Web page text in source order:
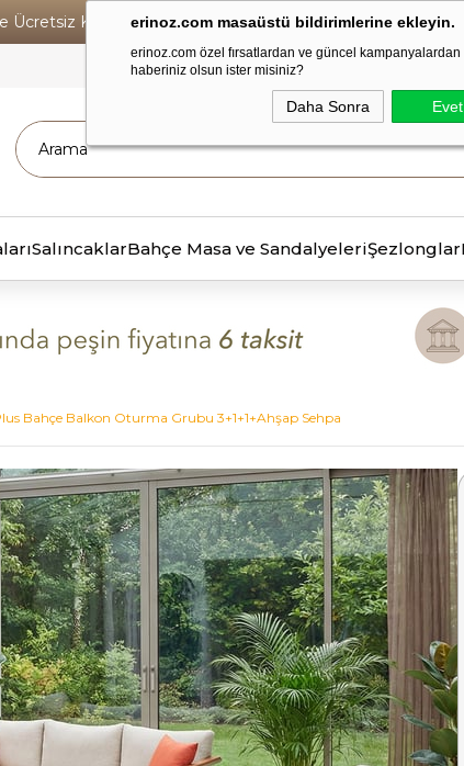
erinoz.com masaüstü bildirimlerine ekleyin.
erinoz.com özel fırsatlardan ve güncel kampanyalardan
haberiniz olsun ister misiniz?
Daha Sonra Evet
Ücretsiz Kargo • Vade Farksız 6 Taksit ! • Havale
SalıncaklarBahçe Masa ve SandalyeleriŞezlonglar
Bahçe Balkon Oturma Grubu 3+1+1+Ahşap Sehpa